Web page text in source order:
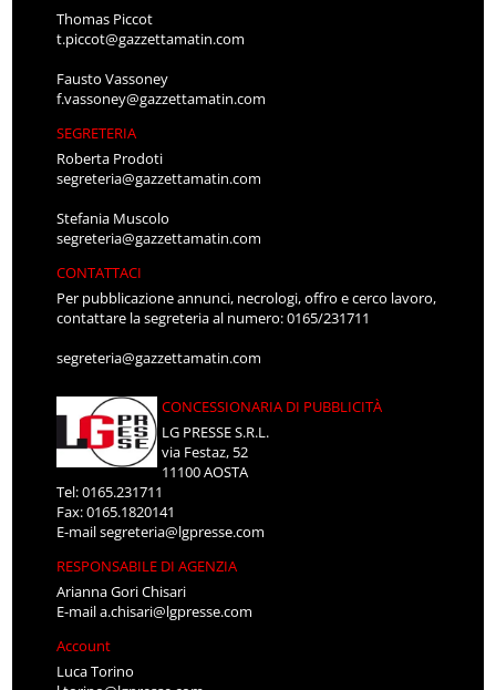
Thomas Piccot
t.piccot@gazzettamatin.com
Fausto Vassoney
f.vassoney@gazzettamatin.com
SEGRETERIA
Roberta Prodoti
segreteria@gazzettamatin.com
Stefania Muscolo
segreteria@gazzettamatin.com
CONTATTACI
Per pubblicazione annunci, necrologi, offro e cerco lavoro,
contattare la segreteria al numero: 0165/231711
segreteria@gazzettamatin.com
CONCESSIONARIA DI PUBBLICITÀ
LG PRESSE S.R.L.
via Festaz, 52
11100 AOSTA
Tel: 0165.231711
Fax: 0165.1820141
E-mailsegreteria@lgpresse.com
RESPONSABILE DI AGENZIA
Arianna Gori Chisari
E-maila.chisari@lgpresse.com
Account
Luca Torino